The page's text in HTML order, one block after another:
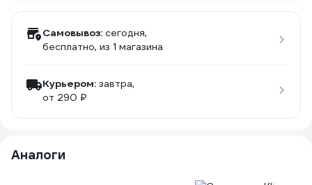
Самовывоз: сегодня,
бесплатно, из 1 магазина
Курьером: завтра,
от 290 ₽
Аналоги